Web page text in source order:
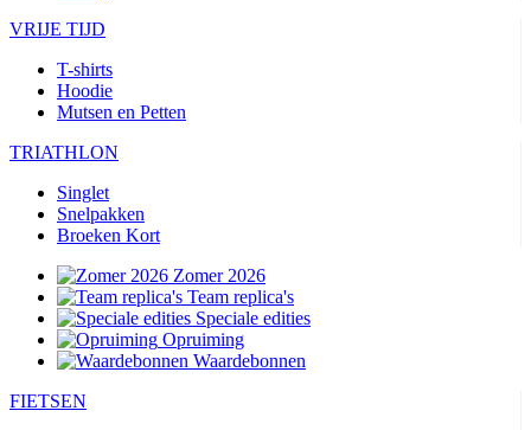
VRIJE TIJD
T-shirts
Hoodie
Mutsen en Petten
TRIATHLON
Singlet
Snelpakken
Broeken Kort
Zomer 2026
Team replica's
Speciale edities
Opruiming
Waardebonnen
FIETSEN